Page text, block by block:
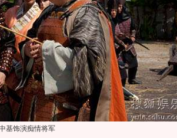
基饰演痴情将军